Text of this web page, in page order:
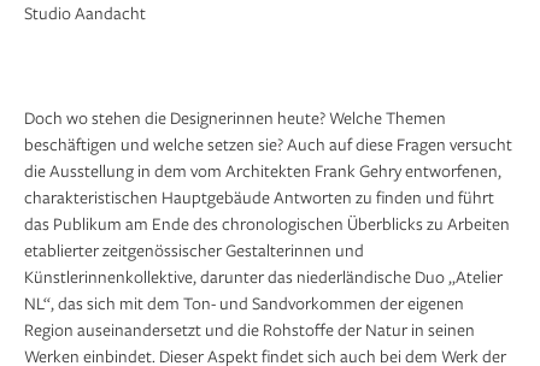
Studio Aandacht
Doch wo stehen die Designerinnen heute? Welche ­Themen
beschäftigen und welche setzen sie? Auch auf diese Fragen versucht
die Ausstellung in dem vom Architekten Frank Gehry entworfenen,
charakteristischen Hauptgebäude Antworten zu finden und führt
das Publikum am Ende des chronologischen Überblicks zu Arbeiten
etablierter zeitgenössischer Gestalterinnen und
Künstlerinnenkollektive, darunter das niederländische Duo „Atelier
NL“, das sich mit dem Ton- und Sandvorkommen der eigenen
Region auseinandersetzt und die Rohstoffe der Natur in seinen
Werken einbindet. Dieser Aspekt findet sich auch bei dem Werk der